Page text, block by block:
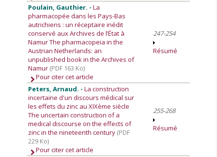
Poulain, Gauthier. -La
pharmacopée dans les Pays-Bas
autrichiens : un réceptaire inédit
conservé aux Archives de l’État à
Namur The pharmacopeia in the
Austrian Netherlands: an
unpublished book in the Archives of
Namur (PDF 163 Ko)
Pour citer cet article
247-254
Résumé
Peters, Arnaud. -La construction
incertaine d'un discours médical sur
les effets du zinc au XIXème siècle
The uncertain construction of a
medical discourse on the effects of
zinc in the nineteenth century (PDF
229 Ko)
Pour citer cet article
255-268
Résumé